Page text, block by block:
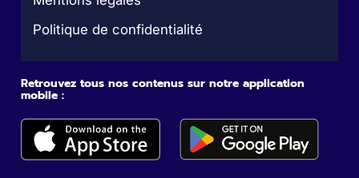
Politique de confidentialité
Retrouvez tous nos contenus sur notre application
mobile :